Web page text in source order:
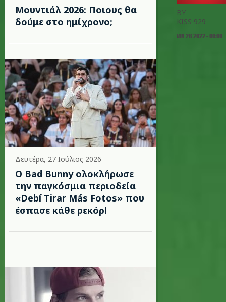
Μουντιάλ 2026: Ποιους θα
δούμε στο ημίχρονο;
Δευτέρα, 27 Ιούλιος 2026
Ο Bad Bunny ολοκλήρωσε
την παγκόσμια περιοδεία
«Debí Tirar Más Fotos» που
έσπασε κάθε ρεκόρ!
BY
KISS 929
ΙΑΝ 26 2022 - 00:00